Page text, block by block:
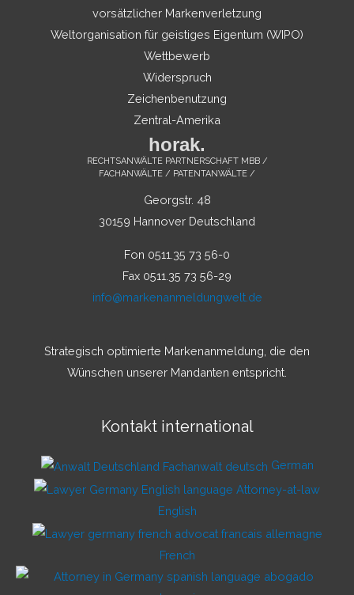
vorsätzlicher Markenverletzung
Weltorganisation für geistiges Eigentum (WIPO)
Wettbewerb
Widerspruch
Zeichenbenutzung
Zentral-Amerika
horak.
RECHTSANWÄLTE PARTNERSCHAFT MBB /
FACHANWÄLTE / PATENTANWÄLTE /
Georgstr. 48
30159 Hannover Deutschland
Fon 0511.35 73 56-0
Fax 0511.35 73 56-29
info@markenanmeldungwelt.de
Strategisch optimierte Markenanmeldung, die den
Wünschen unserer Mandanten entspricht.
Kontakt international
German
English
French